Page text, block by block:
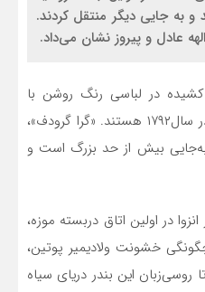
برداشتند و به جایی دیگر منتقل کردند.
عادل و پیروز نشان می‌داد.
در لباسی رنگ روشن با
ردیف‌هایی از طلا است. کشتی‌‌های پشت سر او نماد پیروزی روسیه بر ترک‌‌های عثمانی در سال۱۷۹۲ هستند. «گرا گرودف»،
بیش از حد بزرگ است و
در انزوا در اولین اتاق دربسته موزه،
خشونت ولادیمیر پوتین،
این بندر دریای سیاه